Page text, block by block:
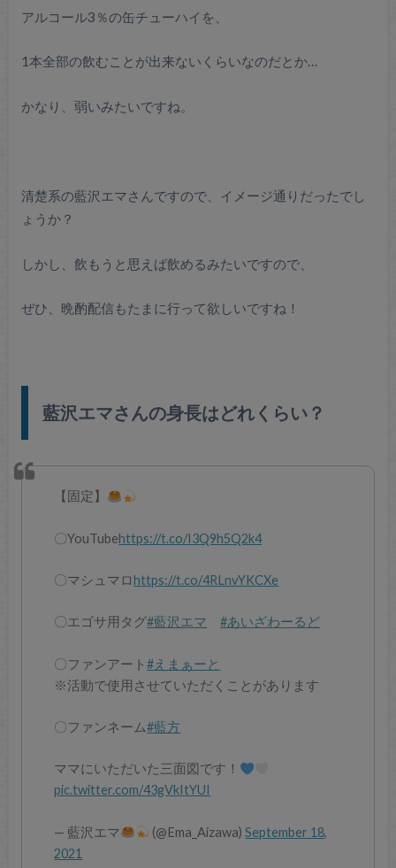
アルコール3％の缶チューハイを、
1本全部の飲むことが出来ないくらいなのだとか…
かなり、弱いみたいですね。
清楚系の藍沢エマさんですので、イメージ通りだったでし
ょうか？
しかし、飲もうと思えば飲めるみたいですので、
ぜひ、晩酌配信もたまに行って欲しいですね！
藍沢エマさんの身長はどれくらい？
【固定】
〇YouTubehttps://t.co/I3Q9h5Q2k4
〇マシュマロhttps://t.co/4RLnvYKCXe
〇エゴサ用タグ#藍沢エマ #あいざわーるど
〇ファンアート#えまぁーと
※活動で使用させていただくことがあります
〇ファンネーム#藍方
ママにいただいた三面図です！
pic.twitter.com/43gVkItYUI
— 藍沢エマ (@Ema_Aizawa)September 18,
2021